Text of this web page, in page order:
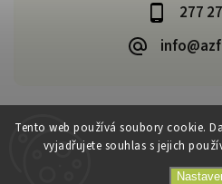
Tento web používá soubory cookie.
vyjadřujete souhlas s jejich
277
Copyright 2026AzFishing.cz
VytvořilShoptet|